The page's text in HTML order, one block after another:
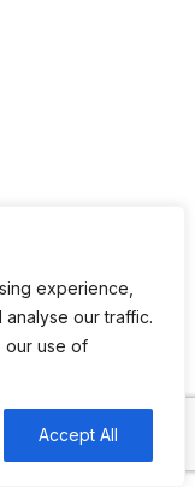
experience,
our traffic.
our use of
Accept All